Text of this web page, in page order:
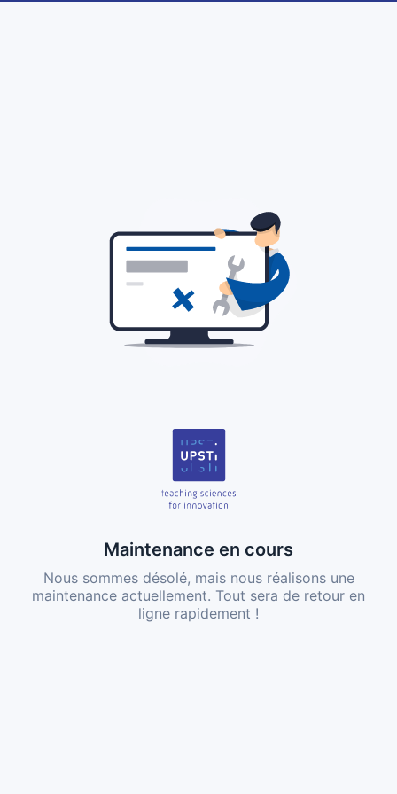
Maintenance en cours
Nous sommes désolé, mais nous réalisons une
maintenance actuellement. Tout sera de retour en
ligne rapidement !